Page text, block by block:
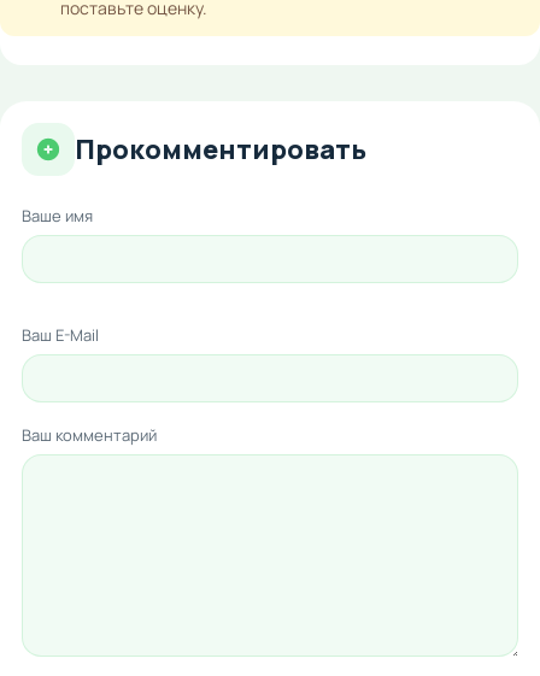
поставьте оценку.
Прокомментировать
Ваше имя
Ваш E-Mail
Ваш комментарий